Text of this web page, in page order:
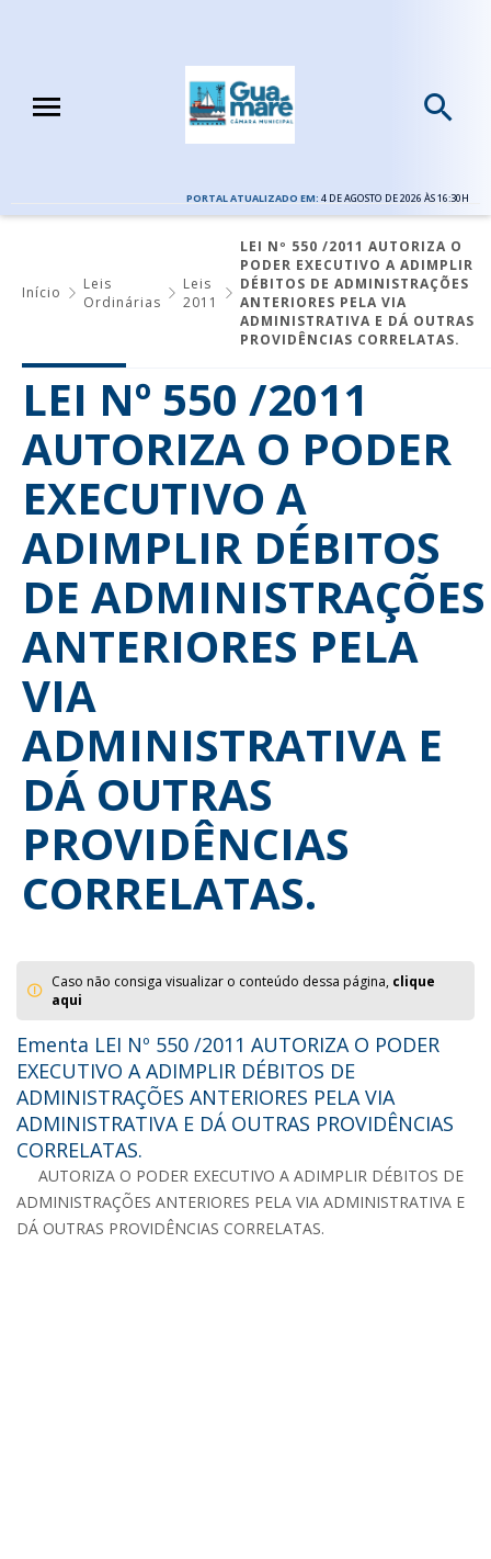
PORTAL ATUALIZADO EM: 4 DE AGOSTO DE 2026 ÀS 16:30H
Início
Leis
Ordinárias
Leis
2011
LEI Nº 550 /2011 AUTORIZA O
PODER EXECUTIVO A ADIMPLIR
DÉBITOS DE ADMINISTRAÇÕES
ANTERIORES PELA VIA
ADMINISTRATIVA E DÁ OUTRAS
PROVIDÊNCIAS CORRELATAS.
LEI Nº 550 /2011
AUTORIZA O PODER
EXECUTIVO A
ADIMPLIR DÉBITOS
DE ADMINISTRAÇÕES
ANTERIORES PELA
VIA
ADMINISTRATIVA E
DÁ OUTRAS
PROVIDÊNCIAS
CORRELATAS.
Caso não consiga visualizar o conteúdo dessa página, clique
aqui
Ementa LEI Nº 550 /2011 AUTORIZA O PODER
EXECUTIVO A ADIMPLIR DÉBITOS DE
ADMINISTRAÇÕES ANTERIORES PELA VIA
ADMINISTRATIVA E DÁ OUTRAS PROVIDÊNCIAS
CORRELATAS.
AUTORIZA O PODER EXECUTIVO A ADIMPLIR DÉBITOS DE
ADMINISTRAÇÕES ANTERIORES PELA VIA ADMINISTRATIVA E
DÁ OUTRAS PROVIDÊNCIAS CORRELATAS.